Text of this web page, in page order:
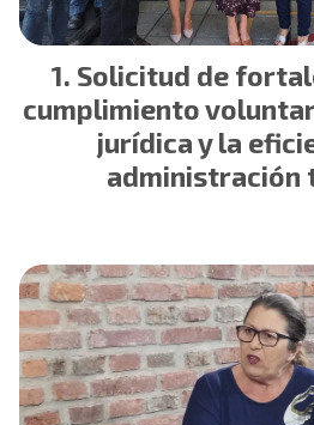
Solicitud de
cumplimiento
jurídica y la
administración